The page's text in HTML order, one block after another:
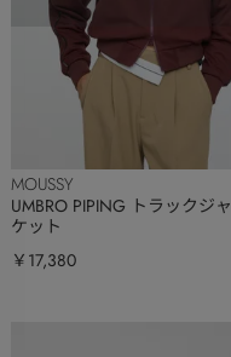
MOUSSY
UMBRO PIPING トラックジャ
ケット
￥17,380